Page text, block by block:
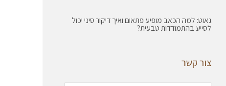
גאוט: למה הכאב מופיע פתאום ואיך דיקור סיני יכול
לסייע בהתמודדות טבעית?
צור קשר